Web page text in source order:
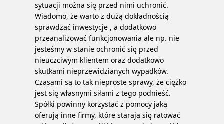
sytuacji można się przed nimi uchronić.
Wiadomo, że warto z dużą dokładnością
sprawdzać inwestycje , a dodatkowo
przeanalizować funkcjonowania ale np. nie
jesteśmy w stanie ochronić się przed
nieuczciwym klientem oraz dodatkowo
skutkami nieprzewidzianych wypadków.
Czasami są to tak nieproste sprawy, że ciężko
jest się własnymi siłami z tego podnieść.
Spółki powinny korzystać z pomocy jaką
oferują inne firmy, które starają się ratować